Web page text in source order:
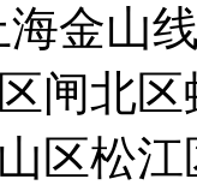
海金山
闸北
区松